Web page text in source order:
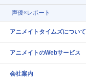
声優×レポート
アニメイトタイムズについて
アニメイトのWebサービス
会社案内